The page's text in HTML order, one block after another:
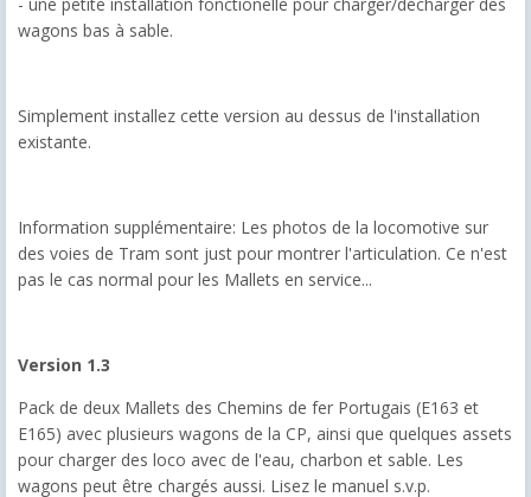
wagons bas à sable.
Simplement installez cette version au dessus de l'installation
existante.
Information supplémentaire: Les photos de la locomotive sur
des voies de Tram sont just pour montrer l'articulation. Ce n'est
pas le cas normal pour les Mallets en service...
Version 1.3
Pack de deux Mallets des Chemins de fer Portugais (E163 et
E165) avec plusieurs wagons de la CP, ainsi que quelques assets
pour charger des loco avec de l'eau, charbon et sable. Les
wagons peut être chargés aussi. Lisez le manuel s.v.p.